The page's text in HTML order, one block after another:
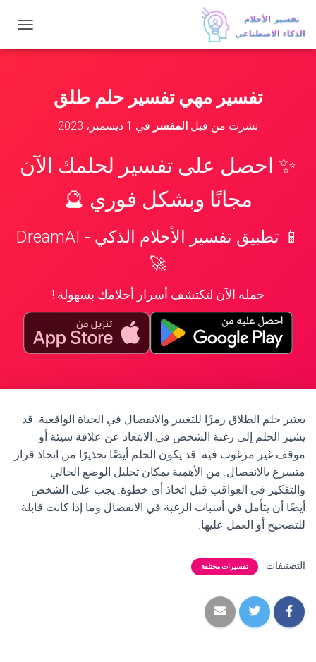
ب
ل
تفسير مهي تفسير حلم طلق
نشرت من قبل المفسر في 1 ديسمبر، 2023
✨ احصل على تفسير لحلمك الآن
مجانًا وبشكل فوري 🔮
📱 تطبيق تفسير الأحلام الذكي - DreamAI
🚀
حمله الآن لتكتشف أسرار أحلامك بسهولة !
يعتبر حلم الطلاق رمزًا للتغيير والانفصال في الحياة الواقعية. قد
يشير الحلم إلى رغبة الشخص في الابتعاد عن علاقة سيئة أو
موقف غير مرغوب فيه. قد يكون الحلم أيضًا تحذيرًا من اتخاذ قرار
متسرع بالانفصال. من الأهمية بمكان تحليل الوضع الحالي
والتفكير في العواقب قبل اتخاذ أي خطوة. يجب على الشخص
أيضًا أن يتأمل في أسباب الرغبة في الانفصال وما إذا كانت قابلة
للتصحيح أو العمل عليها.
التصنيفات: تفسيرات مختلفة